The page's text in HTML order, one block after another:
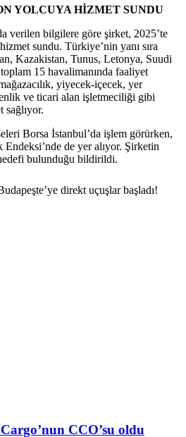
YOLCUYA HİZMET SUNDU
verilen bilgilere göre şirket, 2025’te
sundu. Türkiye’nin yanı sıra
Kazakistan, Tunus, Letonya, Suudi
15 havalimanında faaliyet
yiyecek-içecek, yer
ve ticari alan işletmeciliği gibi
sağlıyor.
Borsa İstanbul’da işlem görürken,
de yer alıyor. Şirketin
bulunduğu bildirildi.
direkt uçuşlar başladı!
CCO’su oldu